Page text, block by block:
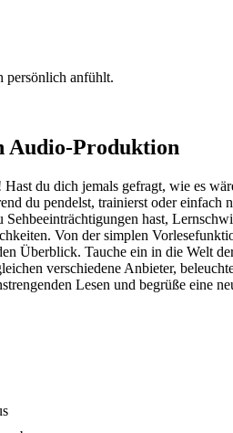
persönlich anfühlt.
Audio-Produktion
du dich jemals gefragt, wie es
du pendelst, trainierst oder
hast,
Von der simplen
Überblick. Tauche ein in die Welt
verschiedene Anbieter,
Lesen und begrüße eine